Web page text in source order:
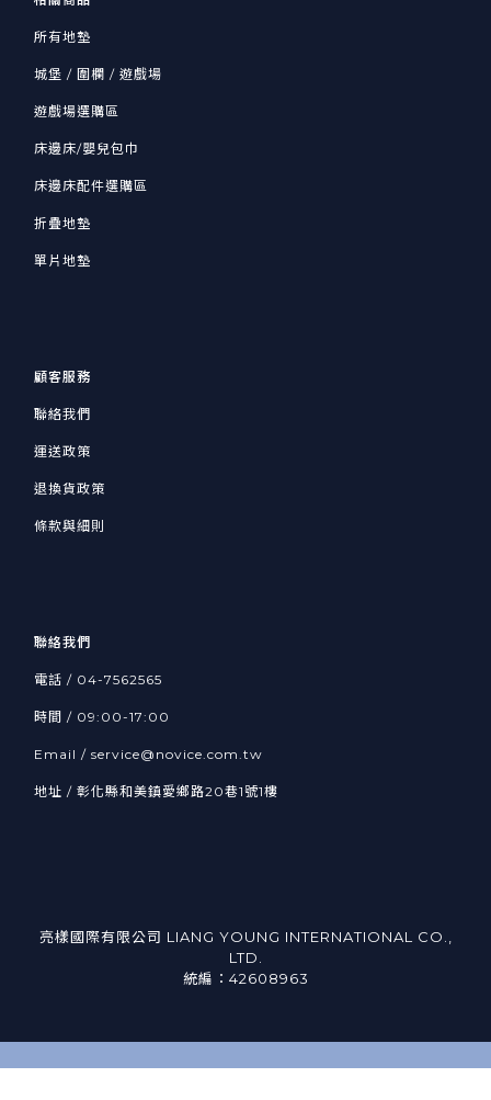
所有地墊
城堡 / 圍欄 / 遊戲場
遊戲場選購區
床邊床/嬰兒包巾
床邊床配件選購區
折疊地墊
單片地墊
顧客服務
聯絡我們
運送政策
退換貨政策
條款與細則
聯絡我們
電話 / 04-7562565
時間 / 09:00-17:00
Email / service@novice.com.tw
地址 / 彰化縣和美鎮愛鄉路20巷1號1樓
亮樣國際有限公司 LIANG YOUNG INTERNATIONAL CO.,
LTD.
統編：42608963